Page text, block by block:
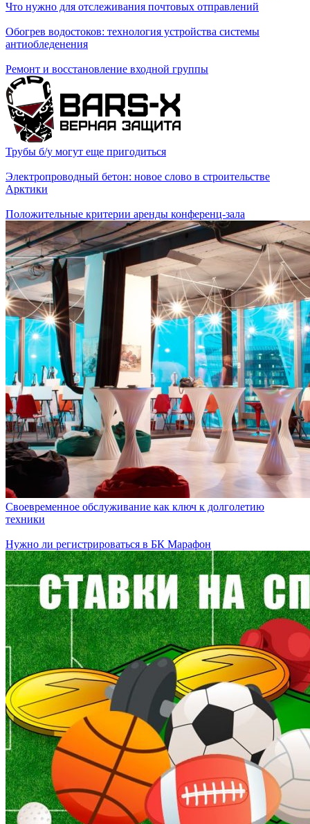
Что нужно для отслеживания почтовых отправлений
Обогрев водостоков: технология устройства системы
антиобледенения
Ремонт и восстановление входной группы
Трубы б/у могут еще пригодиться
Электропроводный бетон: новое слово в строительстве
Арктики
Положительные критерии аренды конференц-зала
Своевременное обслуживание как ключ к долголетию
техники
Нужно ли регистрироваться в БК Марафон